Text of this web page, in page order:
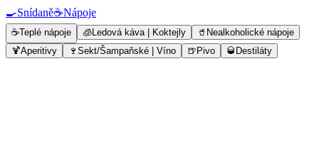
🍳Snídaně☕Nápoje
☕Teplé nápoje 🧊 Ledová káva | Koktejly 🥤 Nealkoholické nápoje
🍹Aperitivy 🍷 Sekt/Šampaňské | Víno 🍺 Pivo 🥃 Destiláty